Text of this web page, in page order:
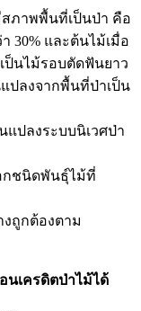
ภาพพื้นที่เป็นป่า คือ
30% และต้นไม้เมื่อ
ป็นไม้รอบตัดฟันยาว
ปลงจากพื้นที่ป่าเป็น
แปลงระบบนิเวศป่า
กชนิดพันธุ์ไม้ที่
ถูกต้องตาม
นเครดิตป่าไม้ได้